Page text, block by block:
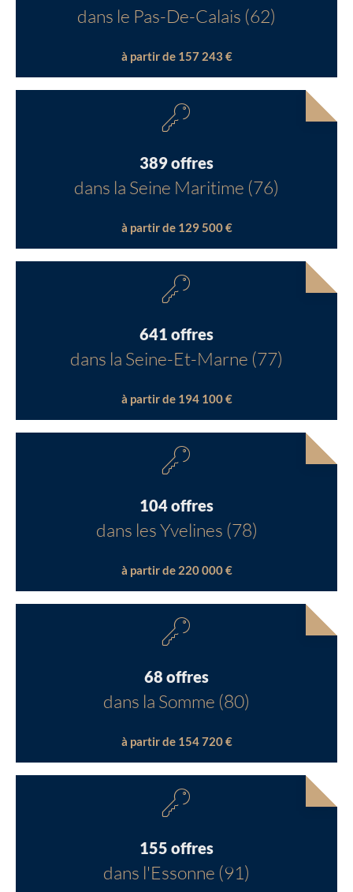
dans le Pas-De-Calais (62)
à partir de 157 243 €
389 offres
dans la Seine Maritime (76)
à partir de 129 500 €
641 offres
dans la Seine-Et-Marne (77)
à partir de 194 100 €
104 offres
dans les Yvelines (78)
à partir de 220 000 €
68 offres
dans la Somme (80)
à partir de 154 720 €
155 offres
dans l'Essonne (91)